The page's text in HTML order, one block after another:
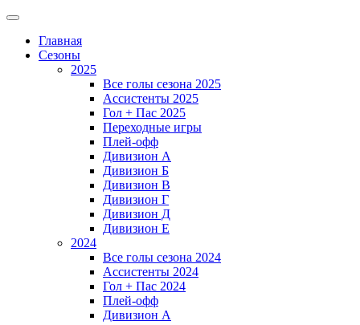
Главная
Сезоны
2025
Все голы сезона 2025
Ассистенты 2025
Гол + Пас 2025
Переходные игры
Плей-офф
Дивизион A
Дивизион Б
Дивизион В
Дивизион Г
Дивизион Д
Дивизион Е
2024
Все голы сезона 2024
Ассистенты 2024
Гол + Пас 2024
Плей-офф
Дивизион A